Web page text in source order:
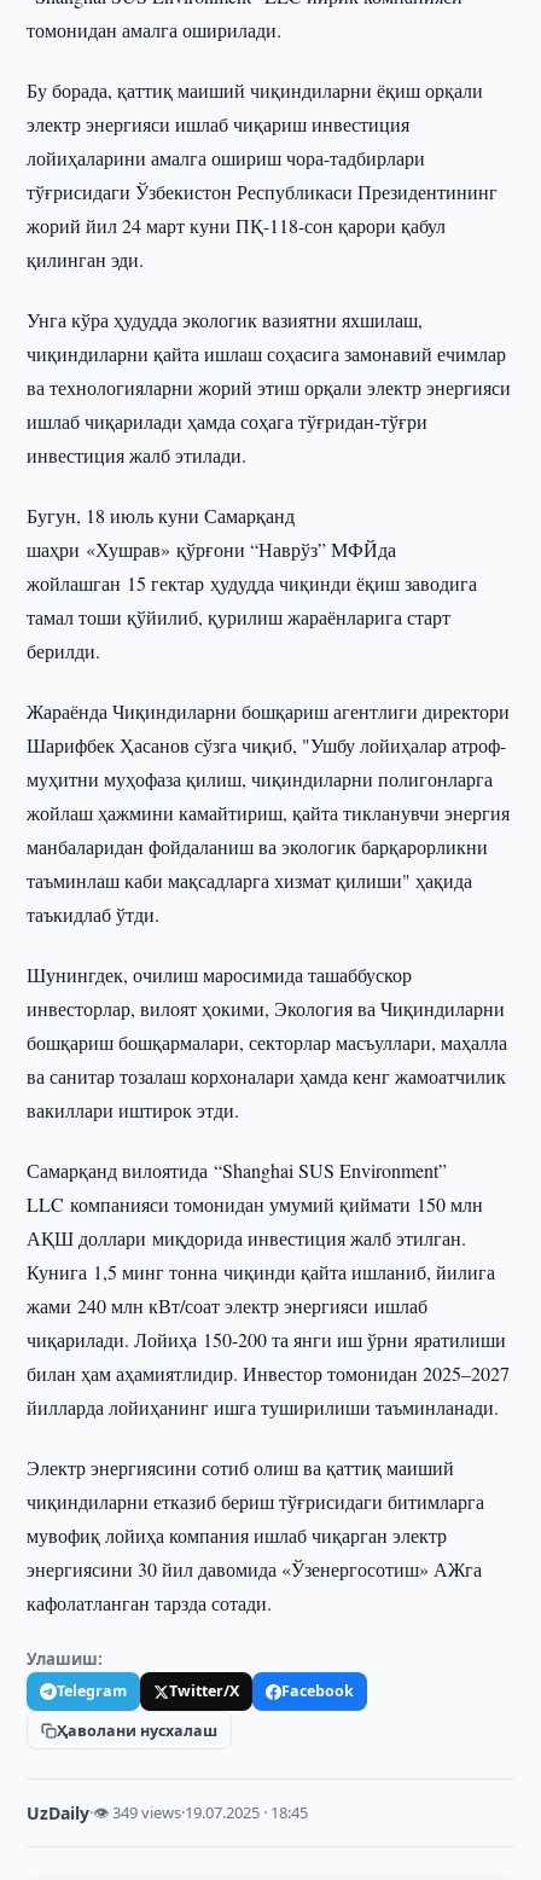
томонидан амалга оширилади.
Бу борада, қаттиқ маиший чиқиндиларни ёқиш орқали
электр энергияси ишлаб чиқариш инвестиция
лойиҳаларини амалга ошириш чора-тадбирлари
тўғрисидаги Ўзбекистон Республикаси Президентининг
жорий йил 24 март куни ПҚ-118-сон қарори қабул
қилинган эди.
Унга кўра ҳудудда экологик вазиятни яхшилаш,
чиқиндиларни қайта ишлаш соҳасига замонавий ечимлар
ва технологияларни жорий этиш орқали электр энергияси
ишлаб чиқарилади ҳамда соҳага тўғридан-тўғри
инвестиция жалб этилади.
Бугун, 18 июль куни Самарқанд
шаҳри «Хушрав» қўрғони “Наврўз” МФЙда
жойлашган 15 гектар ҳудудда чиқинди ёқиш заводига
тамал тоши қўйилиб, қурилиш жараёнларига старт
берилди.
Жараёнда Чиқиндиларни бошқариш агентлиги директори
Шарифбек Ҳасанов сўзга чиқиб, "Ушбу лойиҳалар атроф-
муҳитни муҳофаза қилиш, чиқиндиларни полигонларга
жойлаш ҳажмини камайтириш, қайта тикланувчи энергия
манбаларидан фойдаланиш ва экологик барқарорликни
таъминлаш каби мақсадларга хизмат қилиши" ҳақида
таъкидлаб ўтди.
Шунингдек, очилиш маросимида ташаббускор
инвесторлар, вилоят ҳокими, Экология ва Чиқиндиларни
бошқариш бошқармалари, секторлар масъуллари, маҳалла
ва санитар тозалаш корхоналари ҳамда кенг жамоатчилик
вакиллари иштирок этди.
Самарқанд вилоятида “Shanghai SUS Environment”
LLC компанияси томонидан умумий қиймати 150 млн
АҚШ доллари миқдорида инвестиция жалб этилган.
Кунига 1,5 минг тонна чиқинди қайта ишланиб, йилига
жами 240 млн кВт/соат электр энергияси ишлаб
чиқарилади. Лойиҳа 150-200 та янги иш ўрни яратилиши
билан ҳам аҳамиятлидир. Инвестор томонидан 2025–2027
йилларда лойиҳанинг ишга туширилиши таъминланади.
Электр энергиясини сотиб олиш ва қаттиқ маиший
чиқиндиларни етказиб бериш тўғрисидаги битимларга
мувофиқ лойиҳа компания ишлаб чиқарган электр
энергиясини 30 йил давомида «Ўзенергосотиш» АЖга
кафолатланган тарзда сотади.
Улашиш:
Telegram Twitter/X
Facebook
Ҳаволани нусхалаш
UzDaily·👁 349 views·19.07.2025 · 18:45